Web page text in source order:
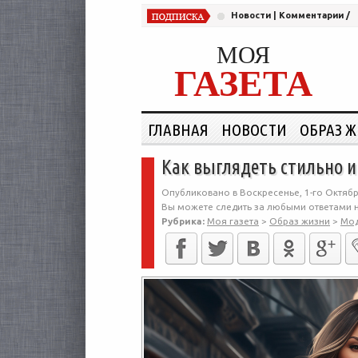
Новости Комментарии /
МОЯ
ГАЗЕТА
ГЛАВНАЯ НОВОСТИ ОБРАЗ
Как выглядеть стильно
Опубликовано в Воскресенье, 1-го
Вы можете следить за любыми ответами
Рубрика: Моя газета > Образ жизни >